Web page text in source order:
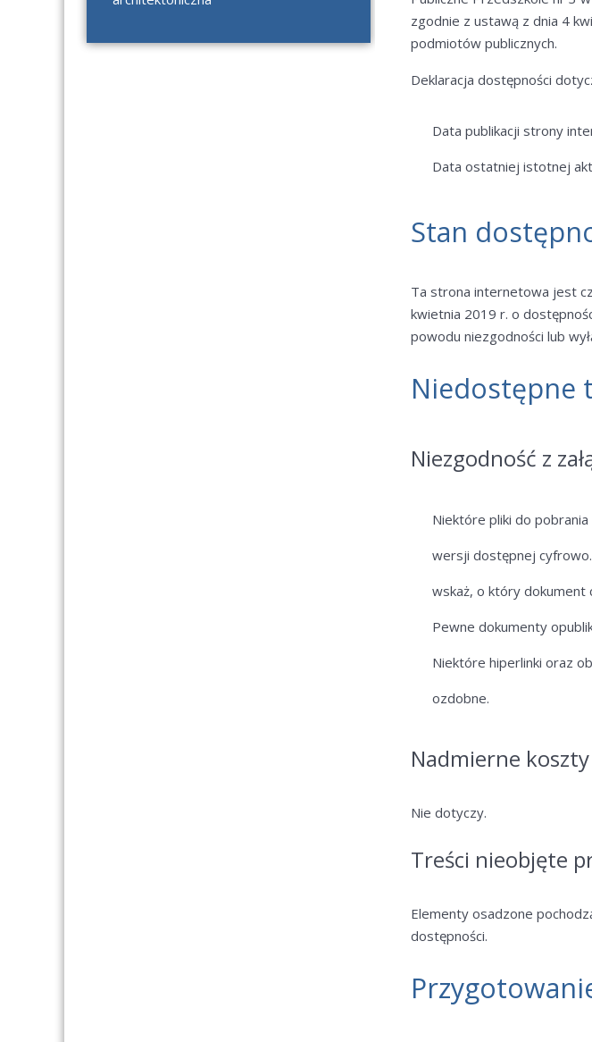
zgodnie z ustawą z dnia 4
podmiotów publicznych.
Deklaracja dostępności
Data publikacji strony
Data ostatniej istotnej
Stan
Ta strona internetowa jest
kwietnia 2019 r. o
powodu niezgodności lub
Niedostępne
Niezgodność z
Niektóre pliki do
wersji dostępnej
wskaż, o który dokument
Pewne dokumenty
Niektóre hiperlinki oraz
ozdobne.
Nadmierne koszty
Nie dotyczy.
Treści nieobjęte
Elementy osadzone
dostępności.